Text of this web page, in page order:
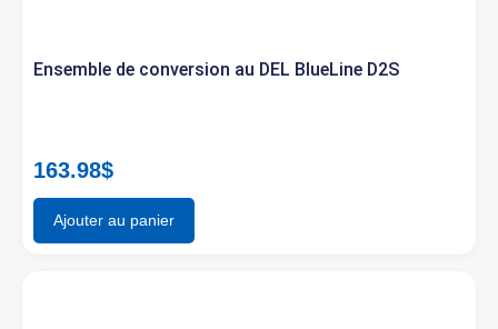
Ensemble de conversion au DEL BlueLine D2S
163.98$
Ajouter au panier